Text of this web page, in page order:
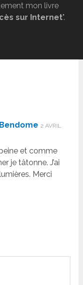
mon livre
sur Internet".
2 AVRIL
et comme
je tâtonne. J’ai
Merci